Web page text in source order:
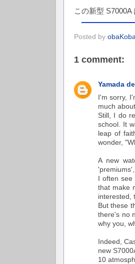
この新型 S7000A
Posted by
1 comment:
Yamada
I'm sorry,
much
Still, I do
school. It
leap of
wonder,
A new
I often see
that make
interested,
But these
there's no
why you,
Indeed,
new
10